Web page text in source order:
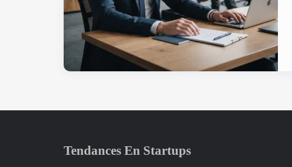
Tendances En Startups